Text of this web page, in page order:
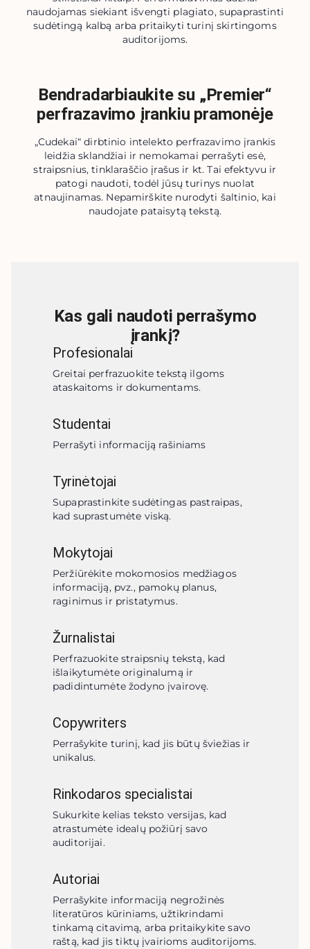
naudojamas siekiant išvengti plagiato, supaprastinti
sudėtingą kalbą arba pritaikyti turinį skirtingoms
auditorijoms.
Bendradarbiaukite su „Premier“
perfrazavimo įrankiu pramonėje
„Cudekai“ dirbtinio intelekto perfrazavimo įrankis
leidžia sklandžiai ir nemokamai perrašyti esė,
straipsnius, tinklaraščio įrašus ir kt. Tai efektyvu ir
patogi naudoti, todėl jūsų turinys nuolat
atnaujinamas. Nepamirškite nurodyti šaltinio, kai
naudojate pataisytą tekstą.
Kas gali naudoti perrašymo
įrankį?
Profesionalai
Greitai perfrazuokite tekstą ilgoms
ataskaitoms ir dokumentams.
Studentai
Perrašyti informaciją rašiniams
Tyrinėtojai
Supaprastinkite sudėtingas pastraipas,
kad suprastumėte viską.
Mokytojai
Peržiūrėkite mokomosios medžiagos
informaciją, pvz., pamokų planus,
raginimus ir pristatymus.
Žurnalistai
Perfrazuokite straipsnių tekstą, kad
išlaikytumėte originalumą ir
padidintumėte žodyno įvairovę.
Copywriters
Perrašykite turinį, kad jis būtų šviežias ir
unikalus.
Rinkodaros specialistai
Sukurkite kelias teksto versijas, kad
atrastumėte idealų požiūrį savo
auditorijai.
Autoriai
Perrašykite informaciją negrožinės
literatūros kūriniams, užtikrindami
tinkamą citavimą, arba pritaikykite savo
raštą, kad jis tiktų įvairioms auditorijoms.